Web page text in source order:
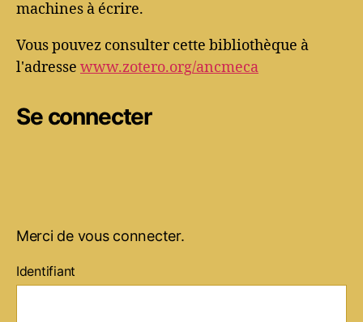
machines à écrire.
Vous pouvez consulter cette bibliothèque à
l'adresse www.zotero.org/ancmeca
Se connecter
Merci de vous connecter.
Identifiant